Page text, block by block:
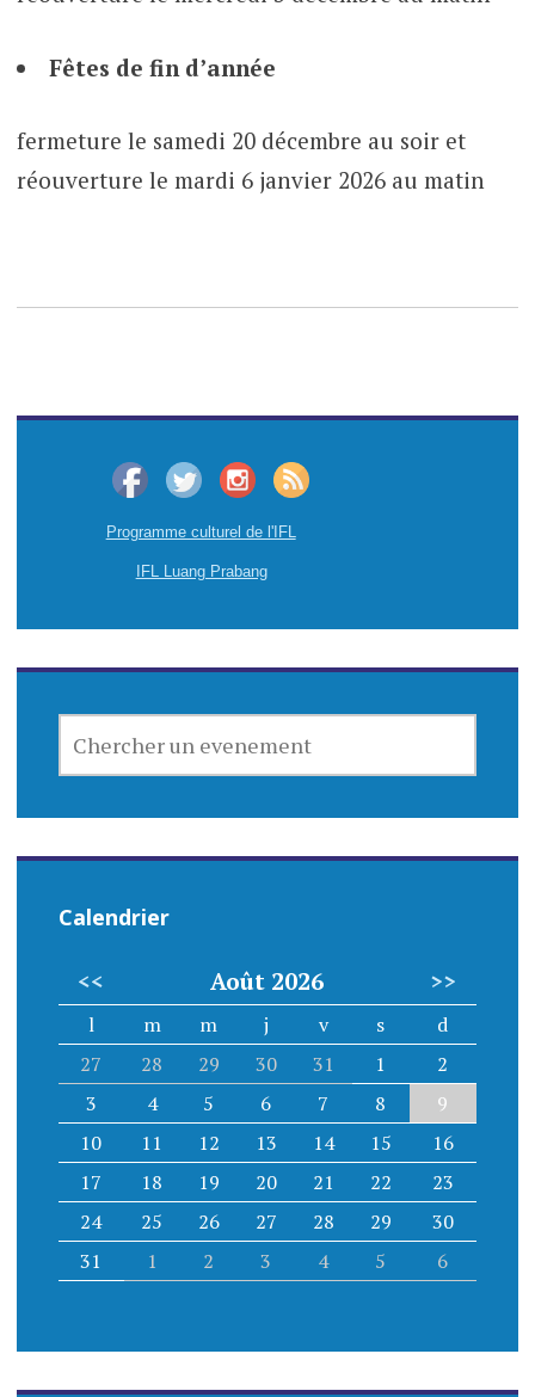
Fêtes de fin d’année
fermeture le samedi 20 décembre au soir et
réouverture le mardi 6 janvier 2026 au matin
Programme culturel de l'IFL
IFL Luang Prabang
UN
Calendrier
<< Août 2026 >>
l m m j v s
d
27
28 29 30 31 1
2
3
4 5 6 7 8
9
10
11 12 13 14 15
16
17
18 19 20 21 22
23
24
25 26 27 28 29
30
31
1 2 3 4 5 6